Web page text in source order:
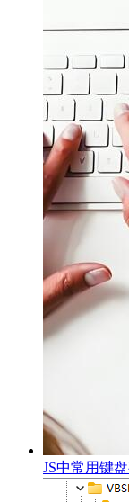
JS中常用键